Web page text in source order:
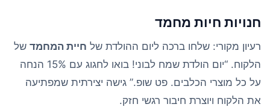
חנויות חיות מחמד
רעיון מקורי: שלחו ברכה ליום ההולדת של חיית המחמד של
הלקוח. “יום הולדת שמח לבוני! בואו לחגוג עם 15% הנחה
על כל מוצרי הכלבים. פט שופ.” גישה יצירתית שמפתיעה
את הלקוח ויוצרת חיבור רגשי חזק.